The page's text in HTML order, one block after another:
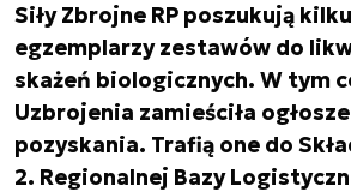
Siły Zbrojne RP poszukują
egzemplarzy zestawów do
skażeń biologicznych. W tym
Uzbrojenia zamieściła
pozyskania. Trafią one do
2. Regionalnej Bazy